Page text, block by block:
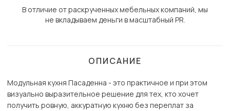
В отличие от раскрученных мебельных компаний, мы
не вкладываем деньги в масштабный PR.
ОПИСАНИЕ
Модульная кухня Пасаденна - это практичное и при этом
визуально выразительное решение для тех, кто хочет
получить ровную, аккуратную кухню без переплат за